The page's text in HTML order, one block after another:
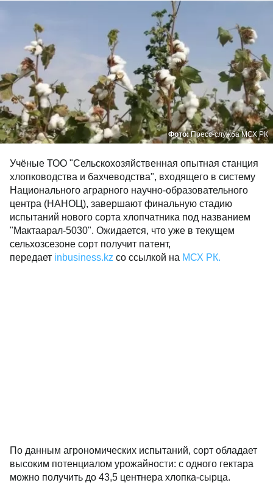
Фото:Пресс-служба МСХ РК
Учёные ТОО "Сельскохозяйственная опытная станция
хлопководства и бахчеводства", входящего в систему
Национального аграрного научно-образовательного
центра (НАНОЦ), завершают финальную стадию
испытаний нового сорта хлопчатника под названием
"Мактаарал-5030". Ожидается, что уже в текущем
сельхозсезоне сорт получит патент,
передает inbusiness.kz со ссылкой на МСХ РК.
По данным агрономических испытаний, сорт обладает
высоким потенциалом урожайности: с одного гектара
можно получить до 43,5 центнера хлопка-сырца.